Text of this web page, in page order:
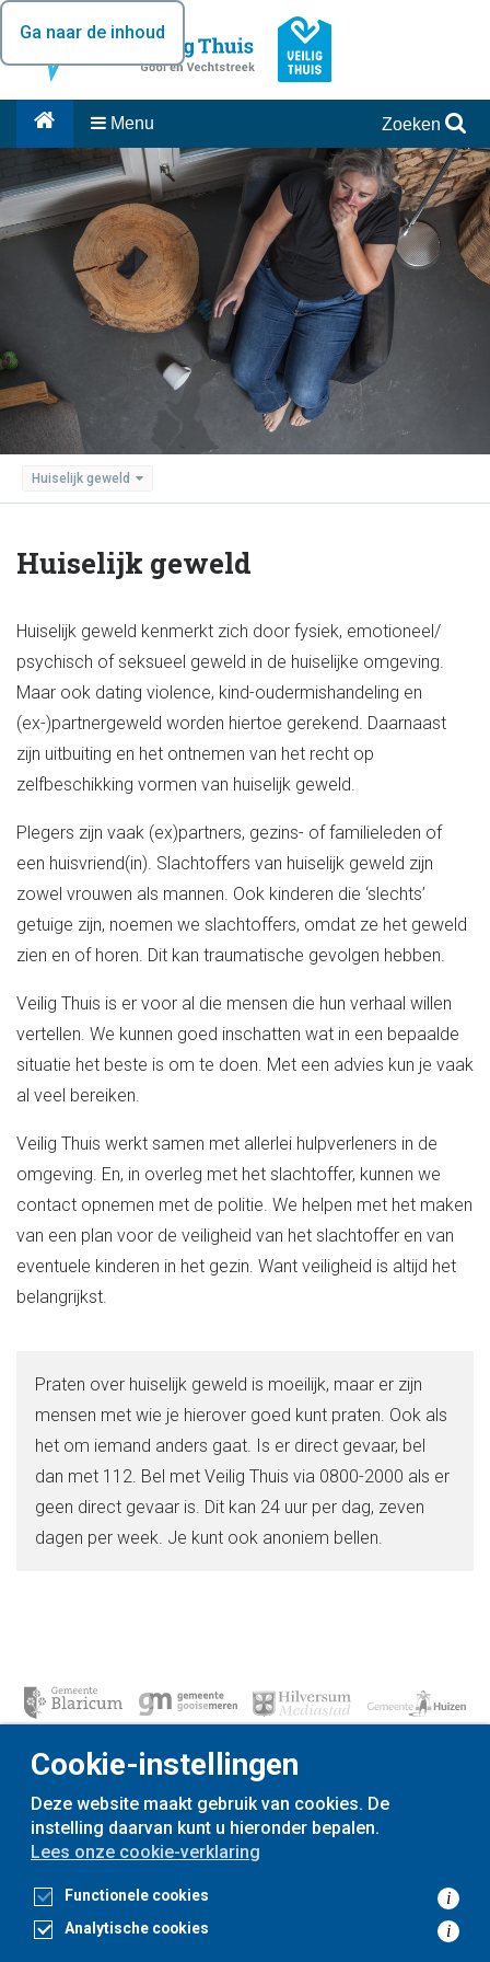
Ga naar de inhoud
Menu Zoeken
Huiselijk geweld
Huiselijk geweld
Huiselijk geweld kenmerkt zich door fysiek, emotioneel/
psychisch of seksueel geweld in de huiselijke omgeving.
Maar ook dating violence, kind-oudermishandeling en
(ex-)partnergeweld worden hiertoe gerekend. Daarnaast
zijn uitbuiting en het ontnemen van het recht op
zelfbeschikking vormen van huiselijk geweld.
Plegers zijn vaak (ex)partners, gezins- of familieleden of
een huisvriend(in). Slachtoffers van huiselijk geweld zijn
zowel vrouwen als mannen. Ook kinderen die ‘slechts’
getuige zijn, noemen we slachtoffers, omdat ze het geweld
zien en of horen. Dit kan traumatische gevolgen hebben.
Veilig Thuis is er voor al die mensen die hun verhaal willen
vertellen. We kunnen goed inschatten wat in een bepaalde
situatie het beste is om te doen. Met een advies kun je vaak
al veel bereiken.
Veilig Thuis werkt samen met allerlei hulpverleners in de
omgeving. En, in overleg met het slachtoffer, kunnen we
contact opnemen met de politie. We helpen met het maken
van een plan voor de veiligheid van het slachtoffer en van
eventuele kinderen in het gezin. Want veiligheid is altijd het
belangrijkst.
Praten over huiselijk geweld is moeilijk, maar er zijn
mensen met wie je hierover goed kunt praten. Ook als
het om iemand anders gaat. Is er direct gevaar, bel
dan met 112. Bel met Veilig Thuis via 0800-2000 als er
geen direct gevaar is. Dit kan 24 uur per dag, zeven
dagen per week. Je kunt ook anoniem bellen.
voorinwoners,metgemeenten
Privacyverklaring
Cookieverklaring
Cookie-instellingen
Deze website maakt gebruik van cookies. De
instelling daarvan kunt u hieronder bepalen.
Lees onze cookie-verklaring
Functionele cookies i
Analytische cookies i